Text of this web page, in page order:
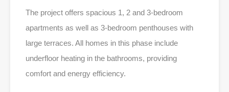
The project offers spacious 1, 2 and 3-bedroom
apartments as well as 3-bedroom penthouses with
large terraces. All homes in this phase include
underfloor heating in the bathrooms, providing
comfort and energy efficiency.